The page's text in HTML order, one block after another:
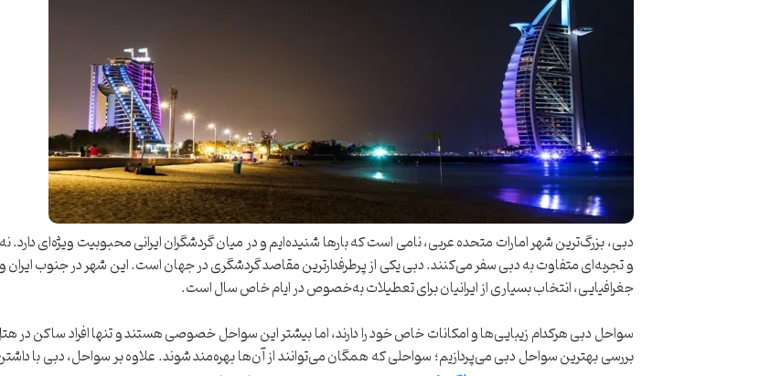
دبی، بزرگ‌ترین شهر امارات متحده عربی، نامی است که بارها شنیده‌ایم و در میان گردشگران ایرانی محبوبیت ویژه‌ای دارد.
و تجربه‌ای متفاوت به دبی سفر می‌کنند. دبی یکی از پرطرفدارترین مقاصد گردشگری در جهان است. این شهر در جنوب ایران
جغرافیایی، انتخاب بسیاری از ایرانیان برای تعطیلات به‌خصوص در ایام خاص سال است.
سواحل دبی هرکدام زیبایی‌ها و امکانات خاص خود را دارند، اما بیشتر این سواحل خصوصی هستند و تنها افراد ساکن در
بررسی بهترین سواحل دبی می‌پردازیم؛ سواحلی که همگان می‌توانند از آن‌ها بهره‌مند شوند. علاوه بر سواحل، دبی